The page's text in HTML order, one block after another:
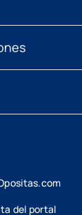
del portal